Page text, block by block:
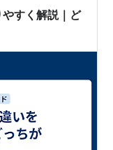
すく解説｜ど